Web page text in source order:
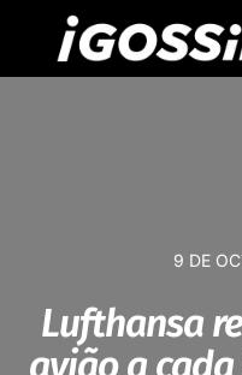
9 DE
Lufthansa
avião a